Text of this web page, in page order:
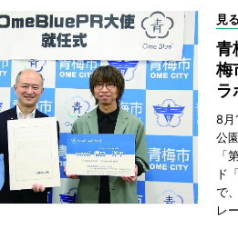
見
青
梅
ラ
8月
公
「
ド
で
レ